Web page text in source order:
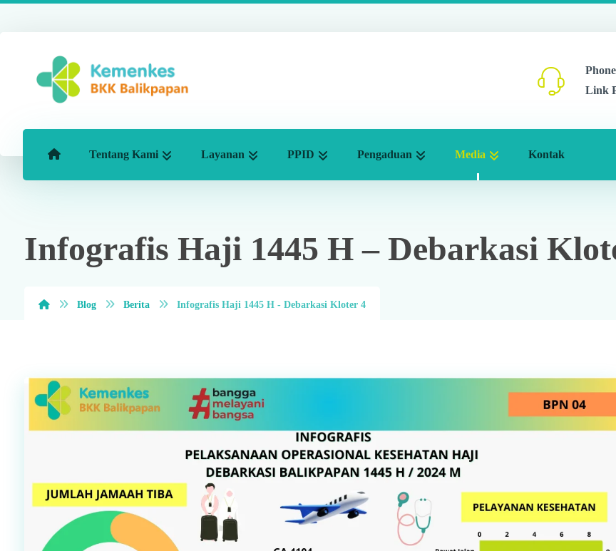
Phone
Link
Tentang Kami Layanan PPID Pengaduan Media Kontak
Infografis Haji 1445 H – Debarkasi
Blog Berita Infografis Haji 1445 H - Debarkasi Kloter 4